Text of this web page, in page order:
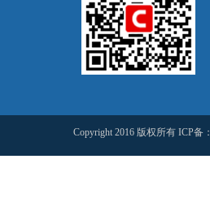
Copyright 2016 版权所有 ICP备：